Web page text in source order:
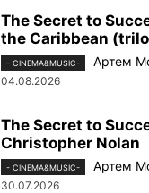
The Secret to
the Caribbean
- CINEMA&MUSIC- Артем
04.08.2026
The Secret to
Christopher Nolan
- CINEMA&MUSIC- Артем
30.07.2026